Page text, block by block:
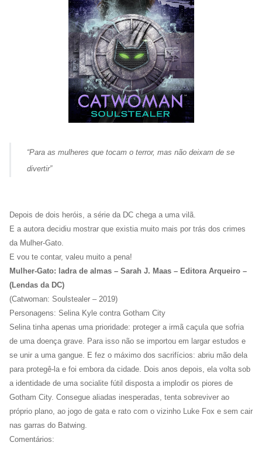
“Para as mulheres que tocam o terror, mas não deixam de se
divertir”
Depois de dois heróis, a série da DC chega a uma vilã.
E a autora decidiu mostrar que existia muito mais por trás dos crimes
da Mulher-Gato.
E vou te contar, valeu muito a pena!
Mulher-Gato: ladra de almas – Sarah J. Maas – Editora Arqueiro –
(Lendas da DC)
(Catwoman: Soulstealer – 2019)
Personagens: Selina Kyle contra Gotham City
Selina tinha apenas uma prioridade: proteger a irmã caçula que sofria
de uma doença grave. Para isso não se importou em largar estudos e
se unir a uma gangue. E fez o máximo dos sacrifícios: abriu mão dela
para protegê-la e foi embora da cidade. Dois anos depois, ela volta sob
a identidade de uma socialite fútil disposta a implodir os piores de
Gotham City. Consegue aliadas inesperadas, tenta sobreviver ao
próprio plano, ao jogo de gata e rato com o vizinho Luke Fox e sem cair
nas garras do Batwing.
Comentários: